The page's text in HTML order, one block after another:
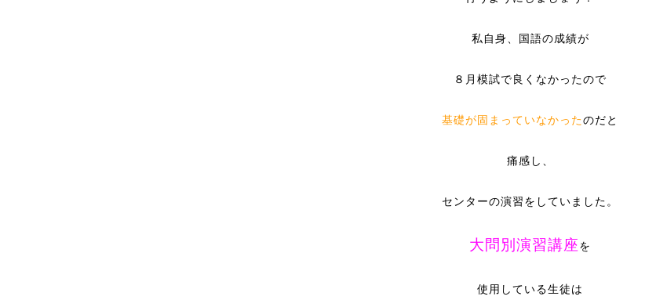
私自身、国語の成績が
８月模試で良くなかったので
基礎が固まっていなかったのだと
痛感し、
センターの演習をしていました。
大問別演習講座を
使用している生徒は